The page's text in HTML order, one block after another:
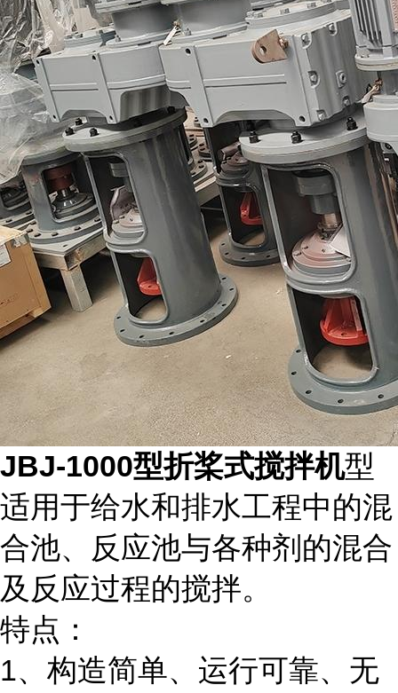
JBJ-1000型折桨式搅拌机型
适用于给水和排水工程中的混
合池、反应池与各种剂的混合
及反应过程的搅拌。
特点：
1、构造简单、运行可靠、无